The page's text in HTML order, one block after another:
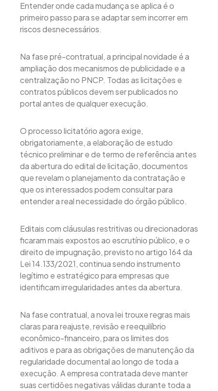
Entender onde cada mudança se aplica é o
primeiro passo para se adaptar sem incorrer em
riscos desnecessários.
Na fase pré-contratual, a principal novidade é a
ampliação dos mecanismos de publicidade e a
centralização no PNCP. Todas as licitações e
contratos públicos devem ser publicados no
portal antes de qualquer execução.
O processo licitatório agora exige,
obrigatoriamente, a elaboração de estudo
técnico preliminar e de termo de referência antes
da abertura do edital de licitação, documentos
que revelam o planejamento da contratação e
que os interessados podem consultar para
entender a real necessidade do órgão público.
Editais com cláusulas restritivas ou direcionadoras
ficaram mais expostos ao escrutínio público, e o
direito de impugnação, previsto no artigo 164 da
Lei 14.133/2021, continua sendo instrumento
legítimo e estratégico para empresas que
identificam irregularidades antes da abertura.
Na fase contratual, a nova lei trouxe regras mais
claras para reajuste, revisão e reequilíbrio
econômico-financeiro, para os limites dos
aditivos e para as obrigações de manutenção da
regularidade documental ao longo de toda a
execução. A empresa contratada deve manter
suas certidões negativas válidas durante toda a